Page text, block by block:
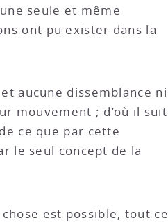
seule et même
ont pu exister dans la
aucune dissemblance ni
mouvement ; d’où il suit
ce que par cette
le seul concept de la
est possible, tout ce